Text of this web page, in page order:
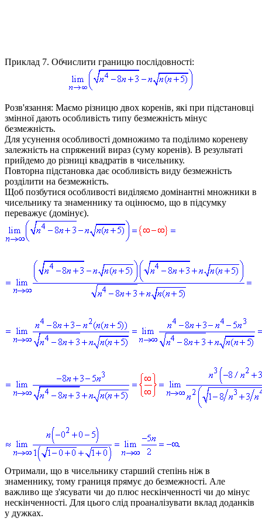
Приклад 7. Обчислити границю послідовності:
Розв'язання: Маємо різницю двох коренів, які при підстановці
змінної дають особливість типу безмежність мінус
безмежність.
Для усунення особливості домножимо та поділимо кореневу
залежність на спряжений вираз (суму коренів). В результаті
прийдемо до різниці квадратів в чисельнику.
Повторна підстановка дає особливість виду безмежність
розділити на безмежність.
Щоб позбутися особливості виділяємо домінантні множники в
чисельнику та знаменнику та оцінюємо, що в підсумку
переважує (домінує).
Отримали, що в чисельнику старший степінь ніж в
знаменнику, тому границя прямує до безмежності. Але
важливо ще з'ясувати чи до плюс нескінченності чи до мінус
нескінченності. Для цього слід проаналізувати вклад доданків
у дужках.